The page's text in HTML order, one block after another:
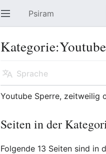
Hauptmenü öffnen Psiram
Sprache
Youtube Sperre, zeitweilig
Seiten in der
Folgende 13 Seiten sind in